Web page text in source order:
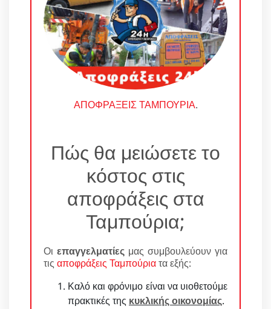
ΑΠΟΦΡΑΞΕΙΣ ΤΑΜΠΟΥΡΙΑ.
Πώς θα μειώσετε το
κόστος στις
αποφράξεις στα
Ταμπούρια;
Οι επαγγελματίες μας συμβουλεύουν για
τις αποφράξεις Ταμπούριατα εξής:
Καλό και φρόνιμο είναι να υιοθετούμε
πρακτικές της κυκλικής οικονομίας.